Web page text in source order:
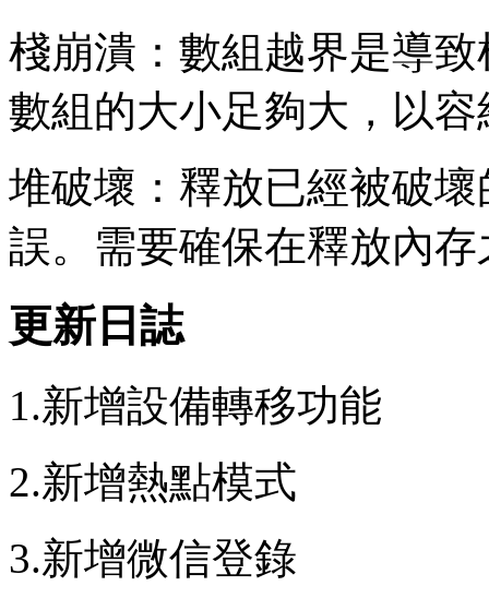
棧崩潰：數組越界是導
數組的大小足夠大，以
堆破壞：釋放已經被破
誤。需要確保在釋放內
更新日誌
1.新增設備轉移功能
2.新增熱點模式
3.新增微信登錄